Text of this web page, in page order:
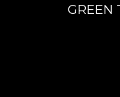
GREEN